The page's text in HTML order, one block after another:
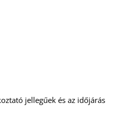
jellegűek és az időjárás